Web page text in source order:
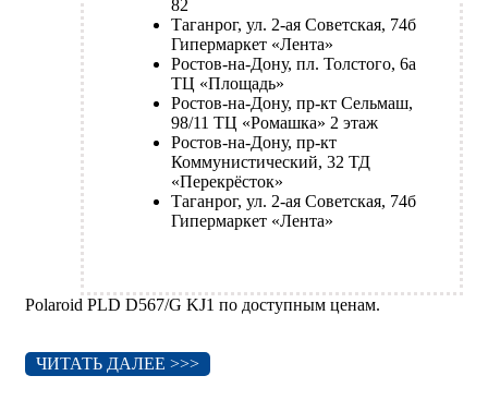
82
Таганрог, ул. 2-ая Советская, 74б
Гипермаркет «Лента»
Ростов-на-Дону, пл. Толстого, 6а
ТЦ «Площадь»
Ростов-на-Дону, пр-кт Сельмаш,
98/11 ТЦ «Ромашка» 2 этаж
Ростов-на-Дону, пр-кт
Коммунистический, 32 ТД
«Перекрёсток»
Таганрог, ул. 2-ая Советская, 74б
Гипермаркет «Лента»
Polaroid PLD D567/G KJ1 по доступным ценам.
ЧИТАТЬ ДАЛЕЕ >>>